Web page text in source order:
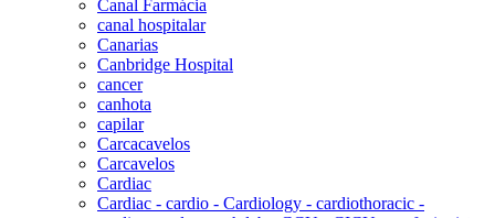
Canal Farmácia
canal hospitalar
Canarias
Canbridge Hospital
cancer
canhota
capilar
Carcacavelos
Carcavelos
Cardiac
Cardiac - cardio - Cardiology - cardiothoracic -